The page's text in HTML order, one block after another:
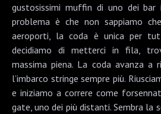
gustosissimi muffin di uno dei bar
problema è che non sappiamo
aeroporti, la coda è unica per
decidiamo di metterci in fila,
massima piena. La coda avanza
l’imbarco stringe sempre più.
e iniziamo a correre come
gate, uno dei più distanti. Sembra la